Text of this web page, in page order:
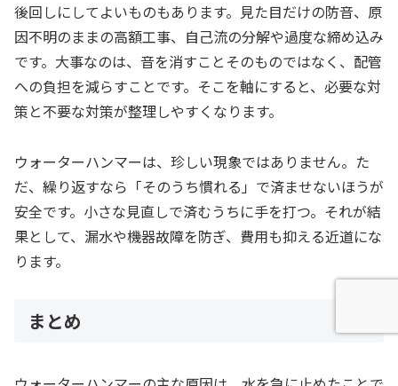
後回しにしてよいものもあります。見た目だけの防音、原
因不明のままの高額工事、自己流の分解や過度な締め込み
です。大事なのは、音を消すことそのものではなく、配管
への負担を減らすことです。そこを軸にすると、必要な対
策と不要な対策が整理しやすくなります。
ウォーターハンマーは、珍しい現象ではありません。た
だ、繰り返すなら「そのうち慣れる」で済ませないほうが
安全です。小さな見直しで済むうちに手を打つ。それが結
果として、漏水や機器故障を防ぎ、費用も抑える近道にな
ります。
まとめ